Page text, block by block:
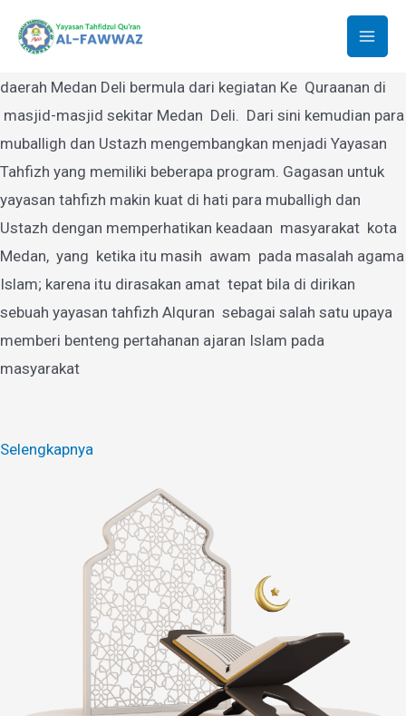
Yayasan Tahfidzul Quran Al-Fawwaz
Yayasan Tahfidzul Quran Al-Fawwaz Medan yang berdiri di
daerah Medan Deli bermula dari kegiatan Ke Quraanan di
masjid-masjid sekitar Medan Deli. Dari sini kemudian para
muballigh dan Ustazh mengembangkan menjadi Yayasan
Tahfizh yang memiliki beberapa program. Gagasan untuk
yayasan tahfizh makin kuat di hati para muballigh dan
Ustazh dengan memperhatikan keadaan masyarakat kota
Medan, yang ketika itu masih awam pada masalah agama
Islam; karena itu dirasakan amat tepat bila di dirikan
sebuah yayasan tahfizh Alquran sebagai salah satu upaya
memberi benteng pertahanan ajaran Islam pada
masyarakat
Selengkapnya